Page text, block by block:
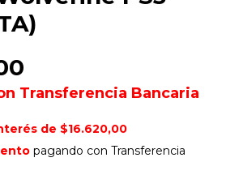
Transferencia Bancaria
de $16.620,00
pagando con Transferencia